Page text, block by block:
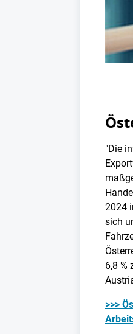
"Die
2024
sich
6,8 %
>>>